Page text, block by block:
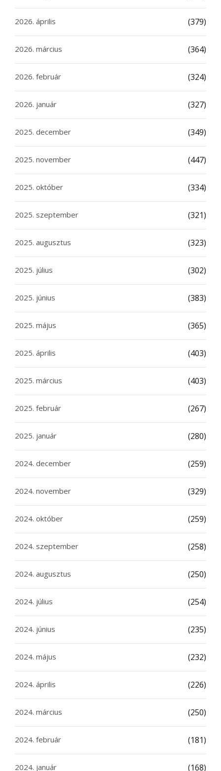
2026. április (379)
2026. március (364)
2026. február (324)
2026. január (327)
2025. december (349)
2025. november (447)
2025. október (334)
2025. szeptember (321)
2025. augusztus (323)
2025. július (302)
2025. június (383)
2025. május (365)
2025. április (403)
2025. március (403)
2025. február (267)
2025. január (280)
2024. december (259)
2024. november (329)
2024. október (259)
2024. szeptember (258)
2024. augusztus (250)
2024. július (254)
2024. június (235)
2024. május (232)
2024. április (226)
2024. március (250)
2024. február (181)
2024. január (168)